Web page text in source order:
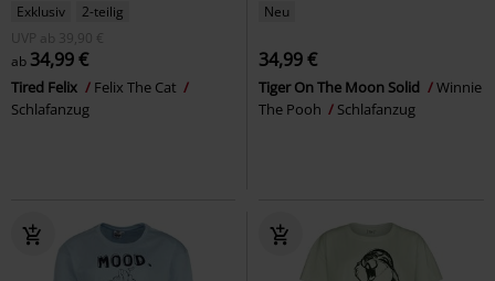
Exklusiv
2-teilig
UVP
ab
39,90 €
ab 34,99 €
Tired Felix
Felix The Cat
Schlafanzug
Neu
34,99 €
Tiger On The Moon Solid
Winnie
The Pooh
Schlafanzug